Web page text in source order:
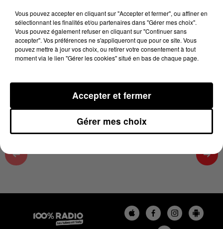
12 juin 2024 - 2 min 50 sec
ON SE FAIT DU BIEN SUR 100%, ÉMISSION DU
12/06/2024
à 12h40
Vous pouvez accepter en cliquant sur "Accepter et fermer", ou affiner en
sélectionnant les finalités et/ou partenaires dans "Gérer mes choix".
Vous pouvez également refuser en cliquant sur "Continuer sans
accepter". Vos préférences ne s'appliqueront que pour ce site. Vous
pouvez mettre à jour vos choix, ou retirer votre consentement à tout
moment via le lien "Gérer les cookies" situé en bas de chaque page.
Gérer mes choix
Accepter et fermer